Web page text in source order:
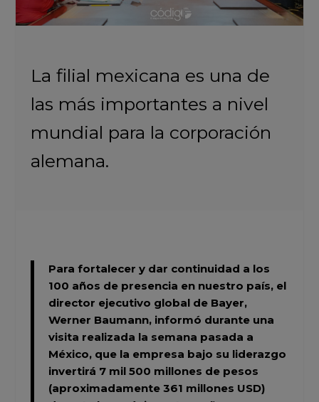
La filial mexicana es una de
las más importantes a nivel
mundial para la corporación
alemana.
Para fortalecer y dar continuidad a los
100 años de presencia en nuestro país, el
director ejecutivo global de Bayer,
Werner Baumann, informó durante una
visita realizada la semana pasada a
México,que la empresa bajo su liderazgo
invertirá 7 mil 500 millones de pesos
(aproximadamente 361 millones USD)